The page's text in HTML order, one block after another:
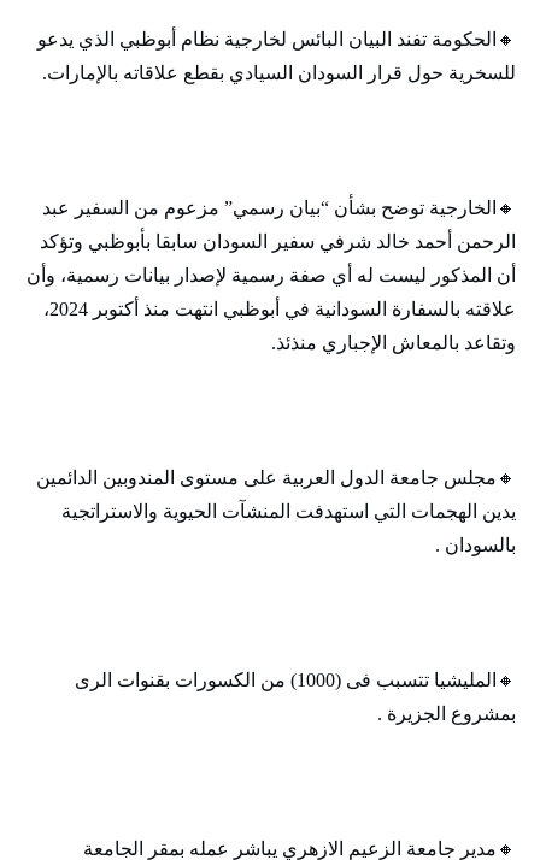
🔸‬‏الحكومة تفند البيان البائس لخارجية نظام أبوظبي الذي يدعو
للسخرية حول قرار السودان السيادي بقطع علاقاته بالإمارات.
🔸‬‏الخارجية توضح بشأن “بيان رسمي” مزعوم من السفير عبد
الرحمن أحمد خالد شرفي سفير السودان سابقا بأبوظبي وتؤكد
أن المذكور ليست له أي صفة رسمية لإصدار بيانات رسمية، وأن
علاقته بالسفارة السودانية في أبوظبي انتهت منذ أكتوبر 2024،
وتقاعد بالمعاش الإجباري منذئذ.
🔸‬‏مجلس جامعة الدول العربية على مستوى المندوبين الدائمين
يدين الهجمات التي استهدفت المنشآت الحيوية والاستراتجية
بالسودان .
🔸‬المليشيا تتسبب فى (1000) من الكسورات بقنوات الرى
بمشروع الجزيرة .
🔸مدير جامعة الزعيم الازهري يباشر عمله بمقر الجامعة